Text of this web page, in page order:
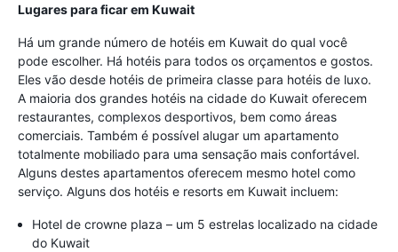
Lugares para ficar em Kuwait
Há um grande número de hotéis em Kuwait do qual você
pode escolher. Há hotéis para todos os orçamentos e gostos.
Eles vão desde hotéis de primeira classe para hotéis de luxo.
A maioria dos grandes hotéis na cidade do Kuwait oferecem
restaurantes, complexos desportivos, bem como áreas
comerciais. Também é possível alugar um apartamento
totalmente mobiliado para uma sensação mais confortável.
Alguns destes apartamentos oferecem mesmo hotel como
serviço. Alguns dos hotéis e resorts em Kuwait incluem:
Hotel de crowne plaza – um 5 estrelas localizado na cidade
do Kuwait